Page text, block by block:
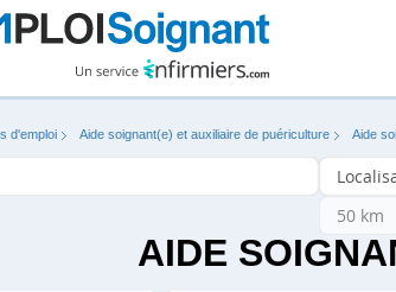
d'emploi Aide soignant(e) et auxiliaire de puériculture Aide
AIDE